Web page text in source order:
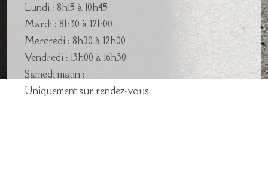
Lundi : 8h15 à 10h45
Mardi : 8h30 à 12h00
Mercredi : 8h30 à 12h00
Vendredi : 13h00 à 16h30
Samedi matin :
Uniquement sur rendez-vous